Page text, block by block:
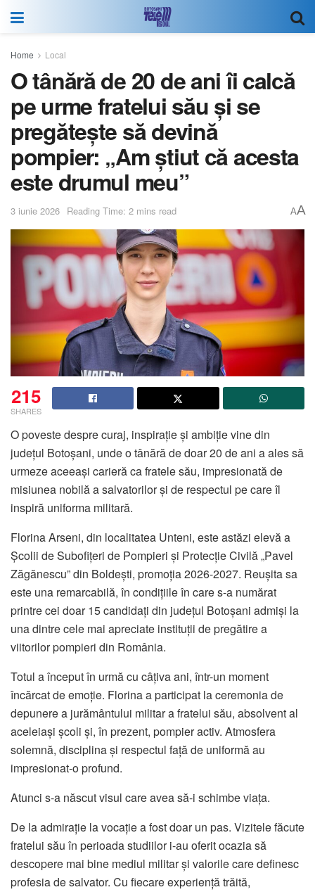
Home Local
O tânără de 20 de ani îi calcă
pe urme fratelui său și se
pregătește să devină
pompier: „Am știut că acesta
este drumul meu”
3 iunie 2026 Reading Time: 2 mins read AA
215
SHARES
O poveste despre curaj, inspirație și ambiție vine din
județul Botoșani, unde o tânără de doar 20 de ani a ales să
urmeze aceeași carieră ca fratele său, impresionată de
misiunea nobilă a salvatorilor și de respectul pe care îl
inspiră uniforma militară.
Florina Arseni, din localitatea Unteni, este astăzi elevă a
Școlii de Subofițeri de Pompieri și Protecție Civilă „Pavel
Zăgănescu” din Boldești, promoția 2026-2027. Reușita sa
este una remarcabilă, în condițiile în care s-a numărat
printre cei doar 15 candidați din județul Botoșani admiși la
una dintre cele mai apreciate instituții de pregătire a
viitorilor pompieri din România.
Totul a început în urmă cu câțiva ani, într-un moment
încărcat de emoție. Florina a participat la ceremonia de
depunere a jurământului militar a fratelui său, absolvent al
aceleiași școli și, în prezent, pompier activ. Atmosfera
solemnă, disciplina și respectul față de uniformă au
impresionat-o profund.
Atunci s-a născut visul care avea să-i schimbe viața.
De la admirație la vocație a fost doar un pas. Vizitele făcute
fratelui său în perioada studiilor i-au oferit ocazia să
descopere mai bine mediul militar și valorile care definesc
profesia de salvator. Cu fiecare experiență trăită,